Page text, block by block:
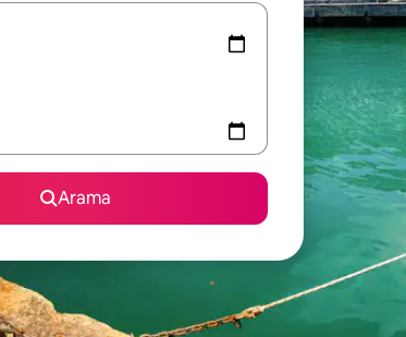
Arama